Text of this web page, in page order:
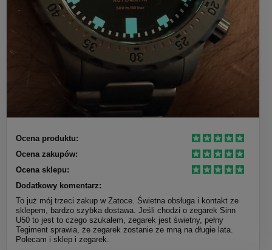
Ocena produktu:
Ocena zakupów:
Ocena sklepu:
Dodatkowy komentarz:
To już mój trzeci zakup w Zatoce. Świetna obsługa i kontakt ze
sklepem, bardzo szybka dostawa. Jeśli chodzi o zegarek Sinn
U50 to jest to czego szukałem, zegarek jest świetny, pełny
Tegiment sprawia, że zegarek zostanie ze mną na długie lata.
Polecam i sklep i zegarek.